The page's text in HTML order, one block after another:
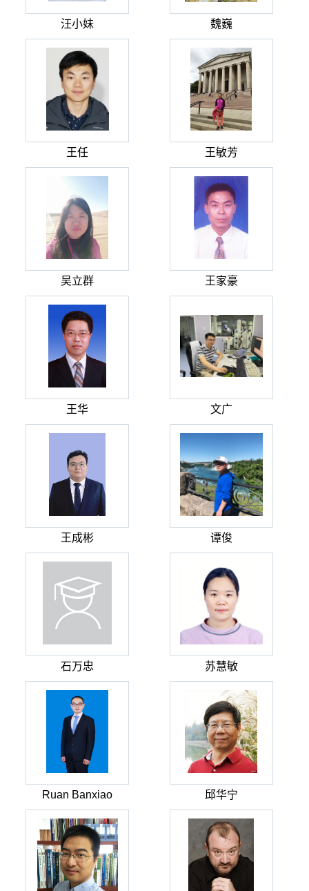
汪小妹 魏巍
王任 王敏芳
吴立群 王家豪
王华 文广
王成彬 谭俊
石万忠 苏慧敏
Ruan Banxiao 邱华宁